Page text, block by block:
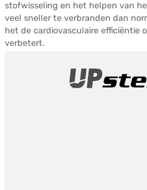
stofwisseling en het helpen van
veel sneller te verbranden dan
het de cardiovasculaire efficiëntie
verbetert.